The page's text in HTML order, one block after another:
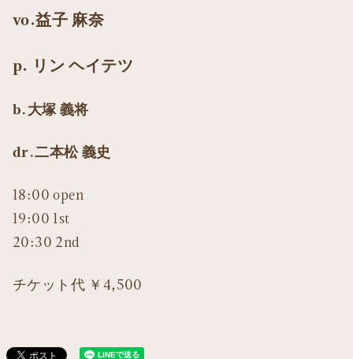
vo.益子 麻奈
p. リン ヘイテツ
b.大塚 義将
dr.二本松 義史
18:00 open
19:00 1st
20:30 2nd
チケット代 ￥4,500